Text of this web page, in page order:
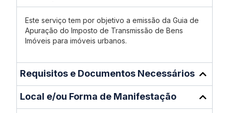
Este serviço tem por objetivo a emissão da Guia de
Apuração do Imposto de Transmissão de Bens
Imóveis para imóveis urbanos.
Requisitos e Documentos Necessários
Local e/ou Forma de Manifestação